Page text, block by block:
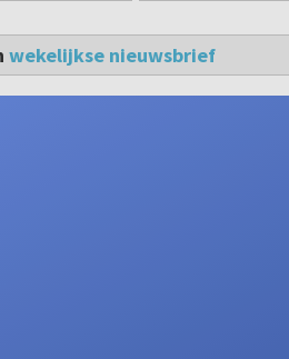
wekelijkse nieuwsbrief